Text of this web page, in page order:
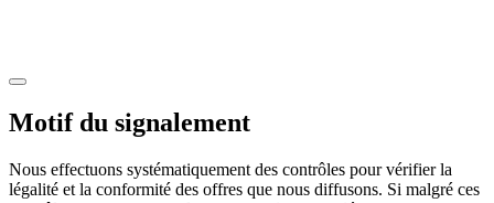
Motif du signalement
Nous effectuons systématiquement des contrôles pour vérifier la
légalité et la conformité des offres que nous diffusons. Si malgré ces